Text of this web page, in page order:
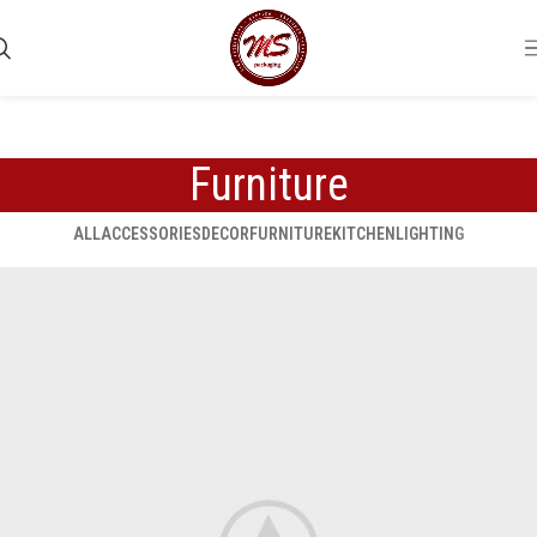
Furniture
ALLACCESSORIESDECORFURNITUREKITCHEN LIGHTING